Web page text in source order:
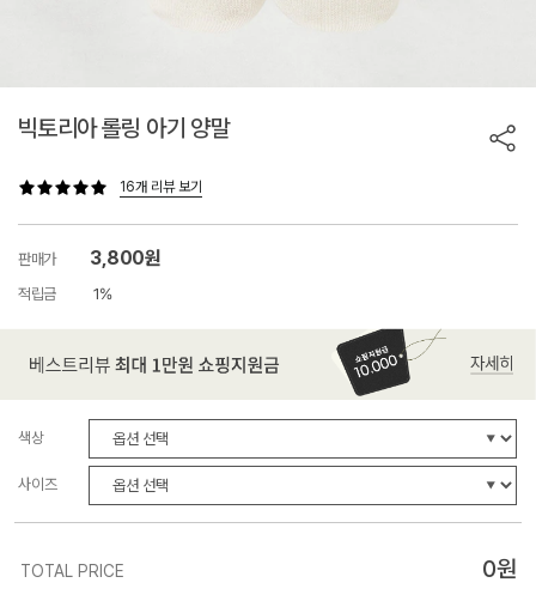
빅토리아 롤링 아기 양말
16개 리뷰 보기
판매가 3,800원
적립금 1%
색상
사이즈
TOTAL PRICE 0원